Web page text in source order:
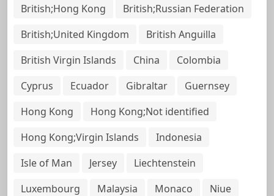
British;Hong Kong
British;Russian Federation
British;United Kingdom
British Anguilla
British Virgin Islands
China
Colombia
Cyprus
Ecuador Gibraltar
Guernsey
Hong Kong
Hong Kong;Not identified
Hong Kong;Virgin Islands
Indonesia
Isle of Man
Jersey
Liechtenstein
Luxembourg
Malaysia Monaco
Niue